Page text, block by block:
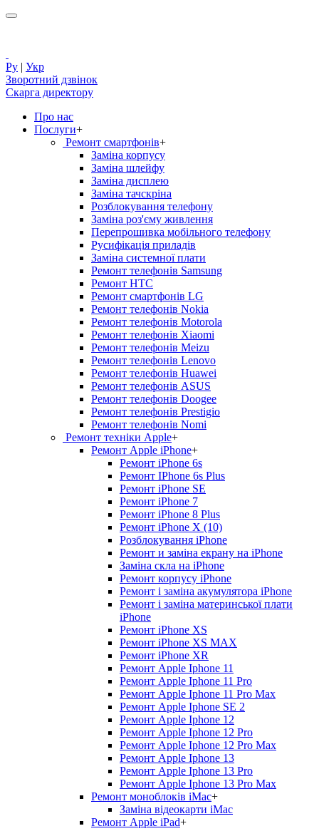
Ру | Укр
Зворотний дзвінок
Скарга директору
Про нас
Послуги+
Ремонт смартфонів+
Заміна корпусу
Заміна шлейфу
Заміна дисплею
Заміна тачскріна
Розблокування телефону
Заміна роз'єму живлення
Перепрошивка мобільного телефону
Русифікація приладів
Заміна системної плати
Ремонт телефонів Samsung
Ремонт HTC
Ремонт смартфонів LG
Ремонт телефонів Nokia
Ремонт телефонів Motorola
Ремонт телефонів Xiaomi
Ремонт телефонів Meizu
Ремонт телефонів Lenovo
Ремонт телефонів Huawei
Ремонт телефонів ASUS
Ремонт телефонів Doogee
Ремонт телефонів Prestigio
Ремонт телефонів Nomi
Ремонт техніки Apple+
Ремонт Apple iPhone+
Ремонт iPhone 6s
Ремонт IPhone 6s Plus
Ремонт iPhone SE
Ремонт iPhone 7
Ремонт iPhone 8 Plus
Ремонт iPhone X (10)
Розблокування iPhone
Ремонт и заміна екрану на iPhone
Заміна скла на iPhone
Ремонт корпусу iPhone
Ремонт і заміна акумулятора iPhone
Ремонт і заміна материнської плати
iPhone
Ремонт iPhone XS
Ремонт iPhone XS MAX
Ремонт iPhone XR
Ремонт Apple Iphone 11
Ремонт Apple Iphone 11 Pro
Ремонт Apple Iphone 11 Pro Max
Ремонт Apple Iphone SE 2
Ремонт Apple Iphone 12
Ремонт Apple Iphone 12 Pro
Ремонт Apple Iphone 12 Pro Max
Ремонт Apple Iphone 13
Ремонт Apple Iphone 13 Pro
Ремонт Apple Iphone 13 Pro Max
Ремонт моноблоків iMac+
Заміна відеокарти iMac
Ремонт Apple iPad+